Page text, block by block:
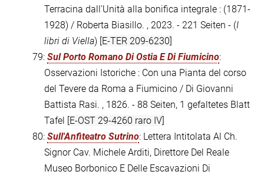
Terracina dall'Unità alla bonifica integrale : (1871-
1928) / Roberta Biasillo. , 2023. - 221 Seiten - (I
libri di Viella) [E-TER 209-6230]
79: Sul Porto Romano Di Ostia E Di Fiumicino:
Osservazioni Istoriche : Con una Pianta del corso
del Tevere da Roma a Fiumicino / Di Giovanni
Battista Rasi. , 1826. - 88 Seiten, 1 gefaltetes Blatt
Tafel
[E-OST 29-4260 raro IV]
80: Sull'Anfiteatro Sutrino: Lettera Intitolata Al Ch.
Signor Cav. Michele Arditi, Direttore Del Reale
Museo Borbonico E Delle Escavazioni Di